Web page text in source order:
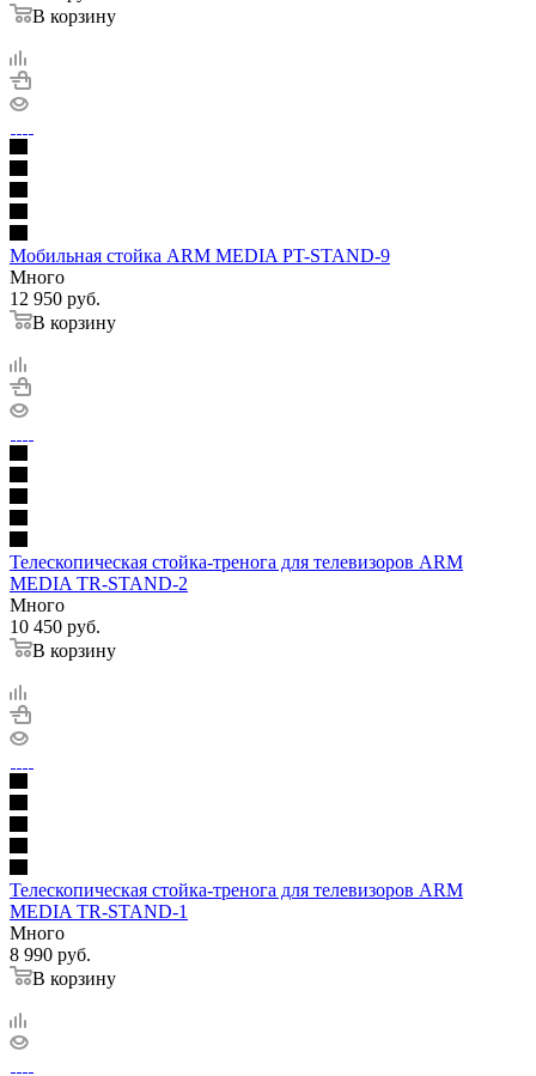
В корзину
Мобильная стойка ARM MEDIA PT-STAND-9
Много
12 950 руб.
В корзину
Телескопическая стойка-тренога для телевизоров ARM
MEDIA TR-STAND-2
Много
10 450 руб.
В корзину
Телескопическая стойка-тренога для телевизоров ARM
MEDIA TR-STAND-1
Много
8 990 руб.
В корзину